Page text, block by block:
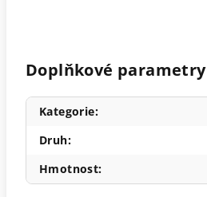
Doplňkové parametry
Kategorie:
Druh:
Hmotnost: